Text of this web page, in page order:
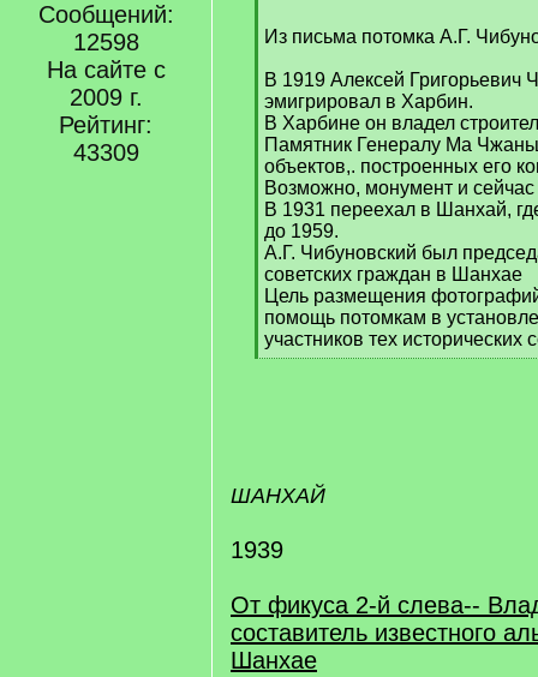
Сообщений:
12598
На сайте с
2009 г.
Рейтинг:
43309
Из письма потомка А.Г.
В 1919 Алексей Григорьевич
эмигрировал в Харбин.
В Харбине он владел
Памятник Генералу Ма
объектов,. построенных его
Возможно, монумент и
В 1931 переехал в Шанхай,
до 1959.
А.Г. Чибуновский был
советских граждан в Шанхае
Цель размещения
помощь потомкам в
участников тех исторических
[
ШАНХАЙ
1939
От фикуса 2-й слева--
составитель известного
Шанхае